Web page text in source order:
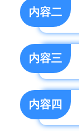
内容二
内容三
内容四